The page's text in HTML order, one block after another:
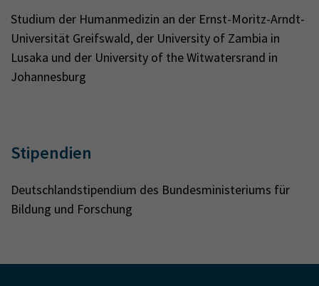
Studium der Humanmedizin an der Ernst-Moritz-Arndt-
Universität Greifswald, der University of Zambia in
Lusaka und der University of the Witwatersrand in
Johannesburg
Stipendien
Deutschlandstipendium des Bundesministeriums für
Bildung und Forschung